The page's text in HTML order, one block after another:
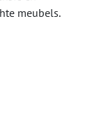
meubels.